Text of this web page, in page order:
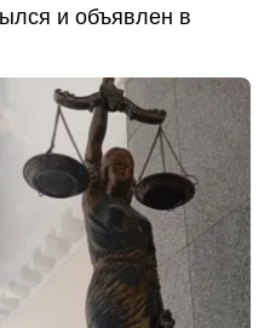
и объявлен в